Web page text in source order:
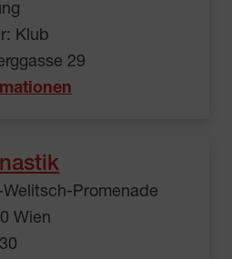
Klub
29
Promenade
Wien